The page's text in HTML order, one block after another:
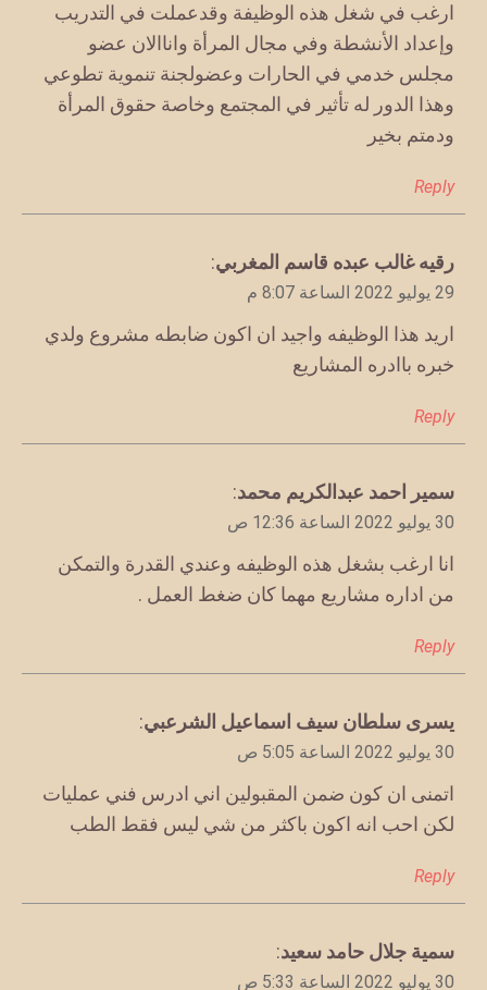
ارغب في شغل هذه الوظيفة وقدعملت في التدريب
وإعداد الأنشطة وفي مجال المرأة واناالان عضو
مجلس خدمي في الحارات وعضولجنة تنموية تطوعي
وهذا الدور له تأثير في المجتمع وخاصة حقوق المرأة
ودمتم بخير
Reply
يقول
رقيه غالب عبده قاسم المغربي:
29 يوليو 2022 الساعة 8:07 م
اريد هذا الوظيفه واجيد ان اكون ضابطه مشروع ولدي
خبره باادره المشاريع
Reply
يقول
سمير احمد عبدالكريم محمد:
30 يوليو 2022 الساعة 12:36 ص
انا ارغب بشغل هذه الوظيفه وعندي القدرة والتمكن
من اداره مشاريع مهما كان ضغط العمل .
Reply
يقول
يسرى سلطان سيف اسماعيل الشرعبي:
30 يوليو 2022 الساعة 5:05 ص
اتمنى ان كون ضمن المقبولين اني ادرس فني عمليات
لكن احب انه اكون باكثر من شي ليس فقط الطب
Reply
يقول
سمية جلال حامد سعيد:
30 يوليو 2022 الساعة 5:33 ص